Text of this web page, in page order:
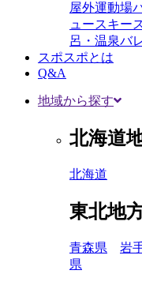
屋外運動場
ュースキー
呂・温泉バ
スポスポとは
Q&A
地域から探す
北海道
北海道
東北地
青森県 岩
県